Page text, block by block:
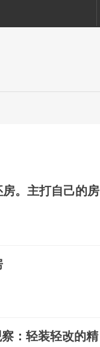
。主打自己的房
：轻装轻改的精